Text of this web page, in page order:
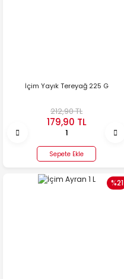
İçim Yayık Tereyağ 225 G
212,90 TL
179,90 TL
Sepete Ekle
%21